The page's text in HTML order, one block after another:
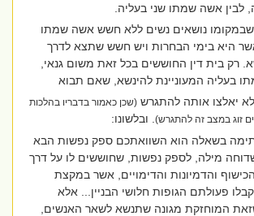
אשה שמתו שני בעליה.
נושאים נשים ללא חשש אשה שמתו
היא בימי הבחרות ויש חשש שתצא לדרך
בית דין החוששים בכל זאת משום גנאי,
בעליה המעוניינת להינשא, שאם תבוא
יאלצו אותה להתגרש(שכן כאמור בדבריו בהלכות
זוג במצב זה להתגרש). ובלשונו:
בשאלה הוא השוואתכם ספק נפשות הבא
מילה, לספק נפשות, שחוששים לו על דרך
והדמיונות והדימויים, אשר במקצת
פעולתם הגופות חלושי הבניין... אלא
המוחזקת מגונה שתנשא לשאר האנשים,